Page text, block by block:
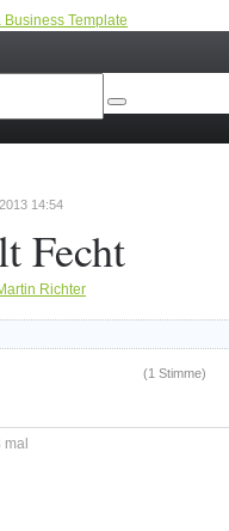
14:54
Fecht
Richter
(1 Stimme)
mal